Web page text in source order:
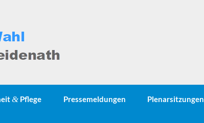
& Pflege Pressemeldungen Plenarsitzungen